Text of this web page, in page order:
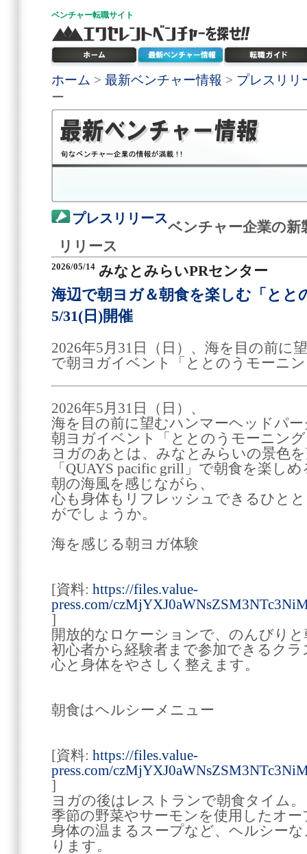
ベンチャー転職サイト
ホーム > 最新ベンチャー情報 > プレスリリ
ー
プレスリリース
ベンチャー企業の新
リリース
2026/05/14 みなとみらいPRセンター
海辺で朝ヨガ＆朝食を楽しむ「とと
5/31(日)開催
2026年5月31日（日）、海を目の前に
で朝ヨガイベント「ととのうモーニ
2026年5月31日（日）、
海を目の前に望むハンマーヘッドパ
朝ヨガイベント「ととのうモーニン
ヨガのあとは、みなとみらいの景色
「QUAYS pacific grill」で朝食を楽し
朝の海風を感じながら、
心も身体もリフレッシュできるひと
がでしょうか。
海を感じる朝ヨガ体験
[資料: https://files.value-
press.com/
]
開放的なロケーションで、のんびり
初心者から経験者まで参加できるクラ
心と身体をやさしく整えます。
朝食はヘルシーメニュー
[資料: https://files.value-
press.com/
]
ヨガの後はレストランで朝食タイム。
季節の野菜やサーモンを使用したオ
身体の温まるスープなど、ヘルシー
ります。